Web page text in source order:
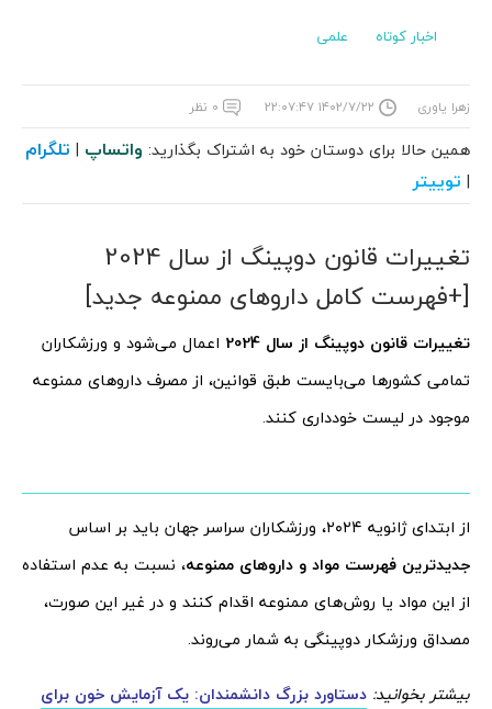
اخبار کوتاه علمی
زهرا یاوری ۱۴۰۲/۷/۲۲ ۲۲:۰۷:۴۷ ۰ نظر
همین حالا برای دوستان خود به اشتراک بگذارید: واتساپ | تلگرام
| توییتر
تغییرات قانون دوپینگ از سال 2024
[+فهرست کامل داروهای ممنوعه جدید]
تغییرات قانون دوپینگ از سال 2024
اعمال می‌شود و ورزشکاران
تمامی کشورها می‌بایست طبق قوانین، از مصرف داروهای ممنوعه
موجود در لیست خودداری کنند.
از ابتدای ژانویه ۲۰۲۴، ورزشکاران سراسر جهان باید بر اساس
جدیدترین فهرست مواد و داروهای ممنوعه، نسبت به عدم استفاده
از این مواد یا روش‌های ممنوعه اقدام کنند و در غیر این صورت،
مصداق ورزشکار دوپینگی به شمار می‌روند.
بیشتر بخوانید: دستاورد بزرگ دانشمندان: یک آزمایش خون برای